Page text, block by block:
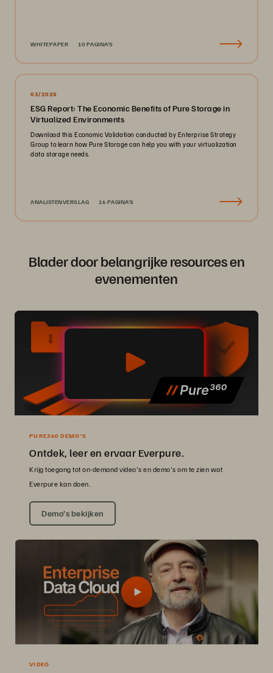
WHITEPAPER 10 PAGINA'S
03/2025
ESG Report: The Economic Benefits of Pure Storage in
Virtualized Environments
Download this Economic Validation conducted by Enterprise Strategy
Group to learn how Pure Storage can help you with your virtualization
data storage needs.
ANALISTENVERSLAG 16 PAGINA'S
Blader door belangrijke resources en
evenementen
PURE360 DEMO’S
Ontdek, leer en ervaar Everpure.
Krijg toegang tot on-demand video's en demo's om te zien wat
Everpure kan doen.
Demo’s bekijken
VIDEO